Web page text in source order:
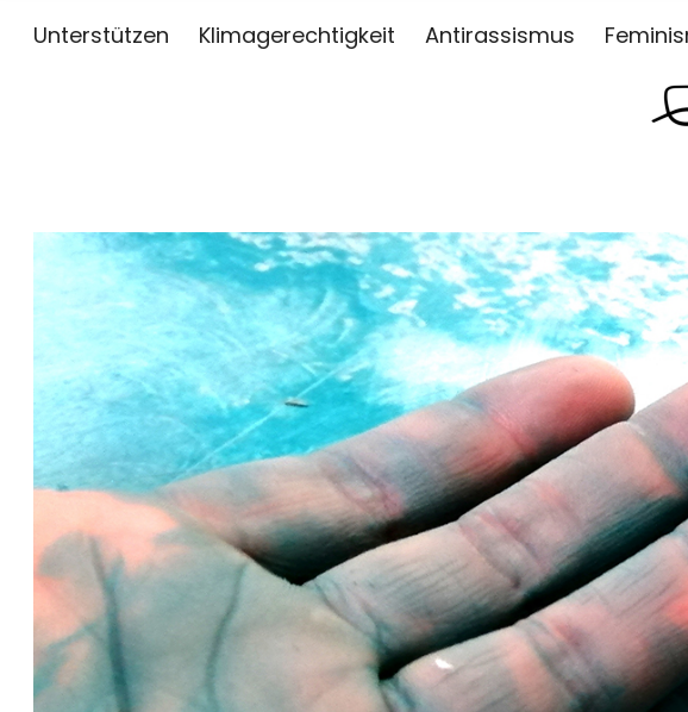
Unterstützen Klimagerechtigkeit Antirassismus
ZWISCHEN KUNST, JOURNALISMUS UND AKTIVISMUS